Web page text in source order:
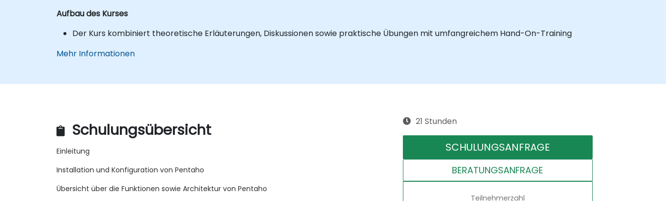
Aufbau des Kurses
Der Kurs kombiniert theoretische Erläuterungen, Diskussionen sowie praktische Übungen mit umfangreichem Hand-On-Training
Mehr Informationen
Schulungsübersicht
Einleitung
Installation und Konfiguration von Pentaho
Übersicht über die Funktionen sowie Architektur von Pentaho
21 Stunden
SCHULUNGSANFRAGE
BERATUNGSANFRAGE
Teilnehmerzahl